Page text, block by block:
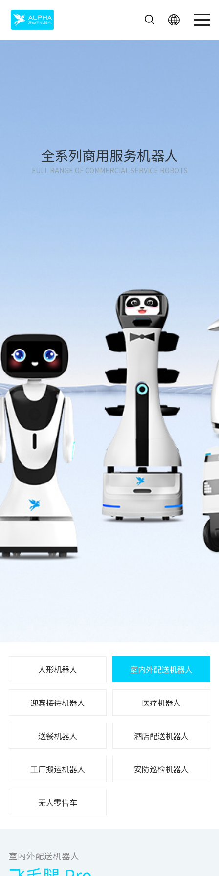
外卖机器人
全系列商用服务机器人
FULL RANGE OF COMMERCIAL SERVICE ROBOTS
人形机器人 室内外配送机器人
迎宾接待机器人 医疗机器人
送餐机器人 酒店配送机器人
工厂搬运机器人 安防巡检机器人
无人零售车
室内外配送机器人